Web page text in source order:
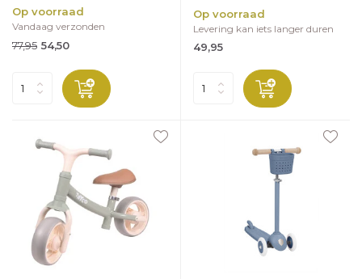
Op voorraad
Vandaag verzonden
77,95 54,50
Op voorraad
Levering kan iets langer duren
49,95